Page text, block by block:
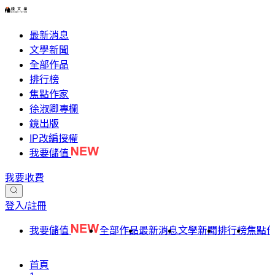
最新消息
文學新聞
全部作品
排行榜
焦點作家
徐淑卿專欄
鏡出版
IP改編授權
我要儲值
我要收費
登入/註冊
我要儲值 全部作品最新消息文學新聞排行榜焦點
首頁